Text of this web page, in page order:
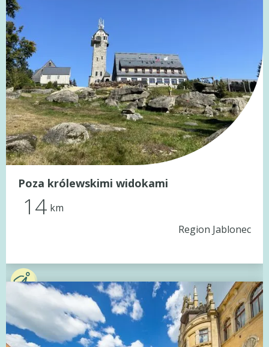
Poza królewskimi widokami
14 km
Region Jablonec